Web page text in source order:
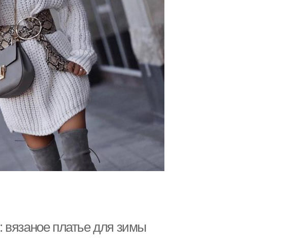
вязаное платье для зимы